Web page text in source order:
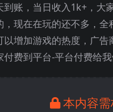
账，当日收入1k+，
现在在玩的还不多，
增加游戏的热度，广
费到平台-平台付费给
本内容